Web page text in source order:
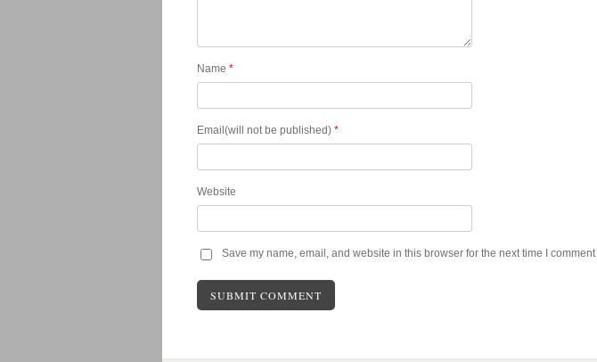
Name*
Email(will not be published)*
Website
Save my name, email, and website in this browser for the next time I comment